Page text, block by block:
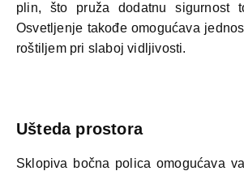
plin, što pruža dodatnu sigurnost
Osvetljenje takođe omogućava
roštiljem pri slaboj vidljivosti.
Ušteda prostora
Sklopiva bočna polica omogućava